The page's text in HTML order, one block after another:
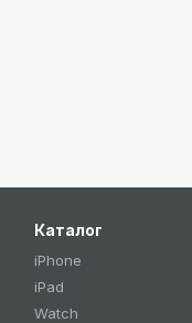
Каталог
iPhone
iPad
Watch